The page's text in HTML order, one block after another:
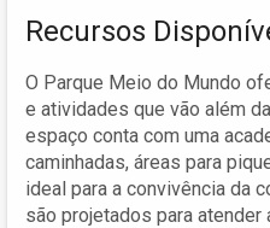
Recursos
O Parque Meio do Mundo
e atividades que vão além
espaço conta com uma
caminhadas, áreas para
ideal para a convivência da
são projetados para atender